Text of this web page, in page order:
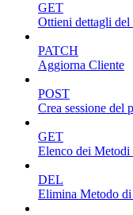
GET
Ottieni dettagli del
PATCH
Aggiorna Cliente
POST
Crea sessione del
GET
Elenco dei Metodi
DEL
Elimina Metodo di